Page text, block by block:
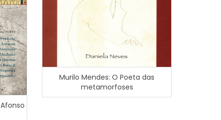
Murilo Mendes: O Poeta das
metamorfoses